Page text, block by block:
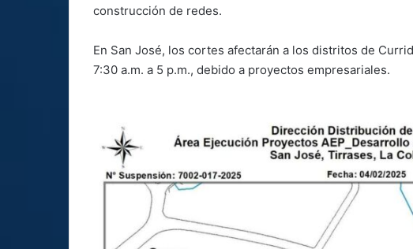
construcción de redes.
En San José, los cortes afectarán a los distritos de
7:30 a.m. a 5 p.m., debido a proyectos empresariales.